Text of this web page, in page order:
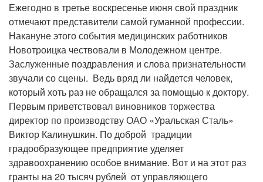
Ежегодно в третье воскресенье июня свой праздник
отмечают представители самой гуманной профессии.
Накануне этого события медицинских работников
Новотроицка чествовали в Молодежном центре.
Заслуженные поздравления и слова признательности
звучали со сцены. Ведь вряд ли найдется человек,
который хоть раз не обращался за помощью к доктору.
Первым приветствовал виновников торжества
директор по производству ОАО «Уральская Сталь»
Виктор Калинушкин. По доброй традиции
градообразующее предприятие уделяет
здравоохранению особое внимание. Вот и на этот раз
гранты на 20 тысяч рублей от управляющего